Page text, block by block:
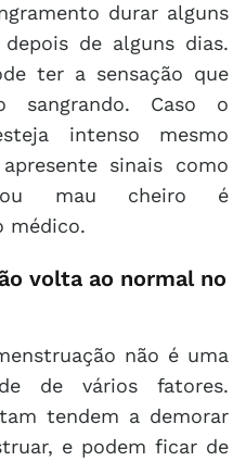
durar alguns
de alguns dias.
ter a sensação que
Caso o
intenso mesmo
sinais como
ou mau cheiro é
médico.
volta ao normal no
não é uma
de vários fatores.
tendem a demorar
e podem ficar de